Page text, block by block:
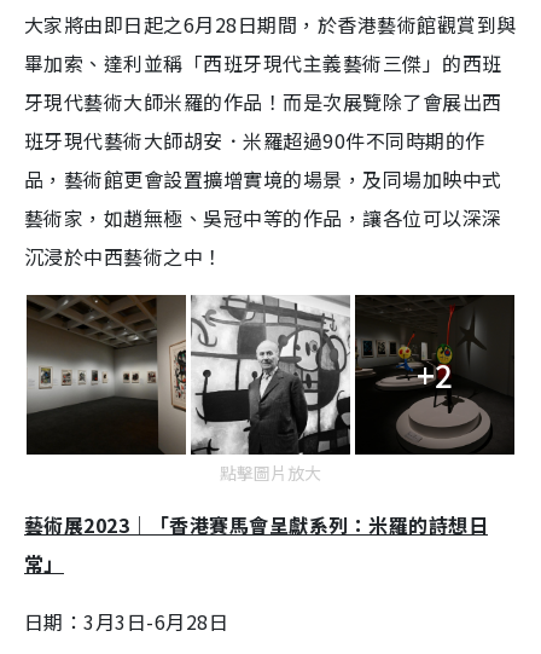
大家將由即日起之6月28日期間，於香港藝術館觀賞到與
畢加索、達利並稱「西班牙現代主義藝術三傑」的西班
牙現代藝術大師米羅的作品！而是次展覽除了會展出西
班牙現代藝術大師胡安．米羅超過90件不同時期的作
品，藝術館更會設置擴增實境的場景，及同場加映中式
藝術家，如趙無極、吳冠中等的作品，讓各位可以深深
沉浸於中西藝術之中！
+2
點擊圖片放大
藝術展2023｜「香港賽馬會呈獻系列：米羅的詩想日
常」
日期：3月3日-6月28日